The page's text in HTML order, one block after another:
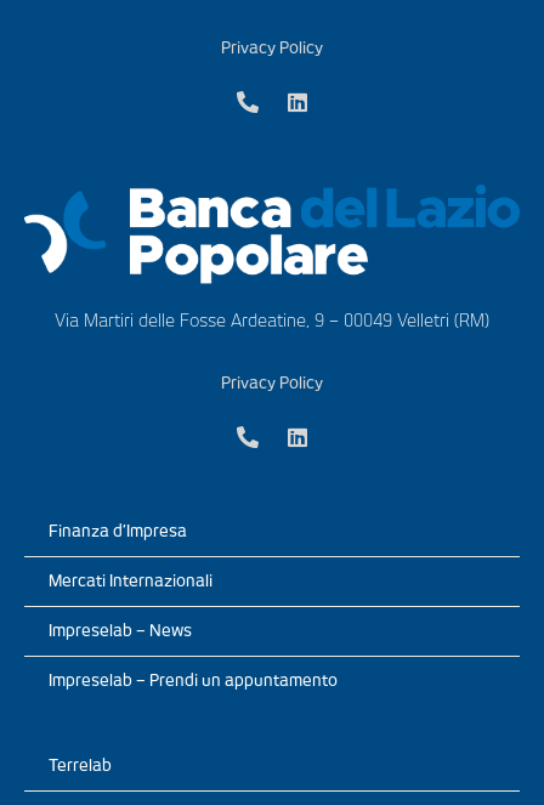
Privacy Policy
Via Martiri delle Fosse Ardeatine, 9 – 00049 Velletri (RM)
Privacy Policy
Finanza d’Impresa
Mercati Internazionali
Impreselab – News
Impreselab – Prendi un appuntamento
Terrelab